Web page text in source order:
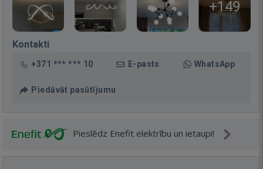
+149
Kontakti
+371 *** *** 10 E-pasts WhatsApp
Piedāvāt pasūtījumu
Pieslēdz Enefit elektrību un ietaupi!